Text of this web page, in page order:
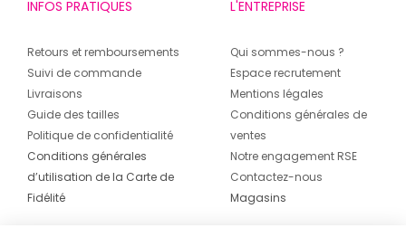
INFOS PRATIQUES
Retours et remboursements
Suivi de commande
Livraisons
Guide des tailles
Politique de confidentialité
Conditions générales
d’utilisation de la Carte de
Fidélité
L'ENTREPRISE
Qui sommes-nous ?
Espace recrutement
Mentions légales
Conditions générales de
ventes
Notre engagement RSE
Contactez-nous
Magasins